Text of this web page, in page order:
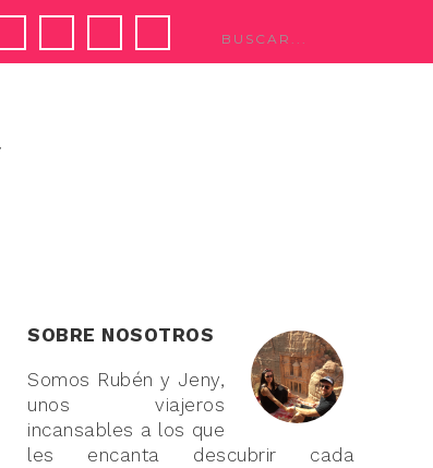
SOBRE NOSOTROS
Somos Rubén y Jeny,
unos viajeros
incansables a los que
les encanta descubrir cada